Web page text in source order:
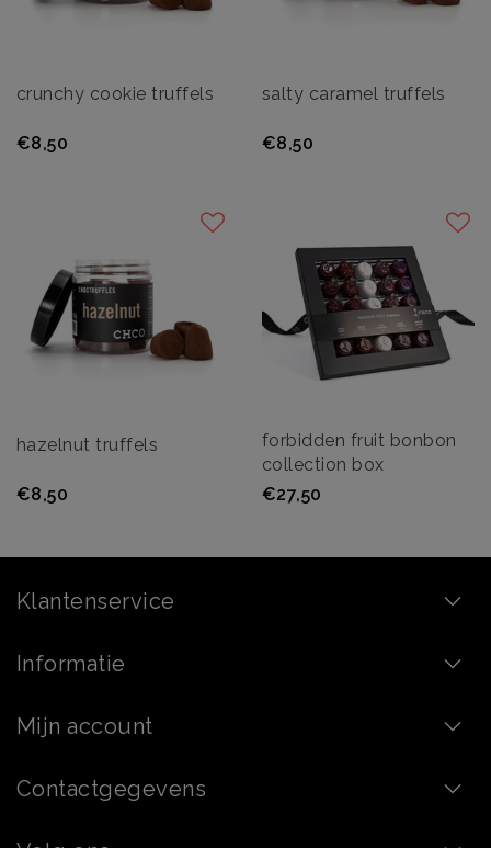
crunchy cookie truffels
€8,50
salty caramel truffels
€8,50
hazelnut truffels
€8,50
forbidden fruit bonbon
collection box
€27,50
Klantenservice
Informatie
Mijn account
Contactgegevens